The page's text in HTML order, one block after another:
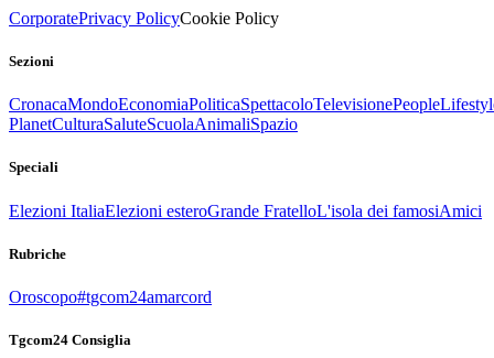
CorporatePrivacy PolicyCookie Policy
Sezioni
CronacaMondoEconomiaPoliticaSpettacoloTelevisionePeople
PlanetCulturaSaluteScuolaAnimaliSpazio
Speciali
Elezioni ItaliaElezioni esteroGrande FratelloL'isola dei famosiAmici
Rubriche
Oroscopo#tgcom24amarcord
Tgcom24 Consiglia